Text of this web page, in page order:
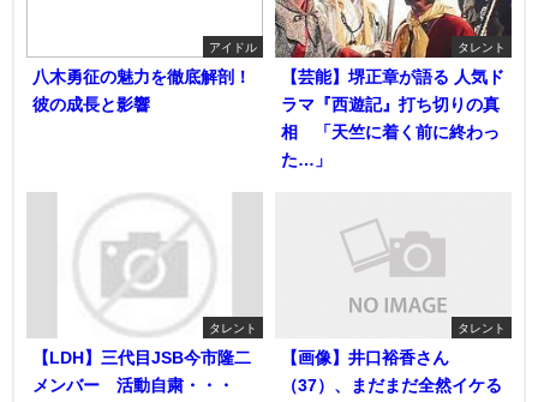
アイドル
八木勇征の魅力を徹底解剖！
彼の成長と影響
タレント
【芸能】堺正章が語る 人気ド
ラマ『西遊記』打ち切りの真
相 「天竺に着く前に終わっ
た…」
タレント
【LDH】三代目JSB今市隆二
メンバー 活動自粛・・・
タレント
【画像】井口裕香さん
（37）、まだまだ全然イケる